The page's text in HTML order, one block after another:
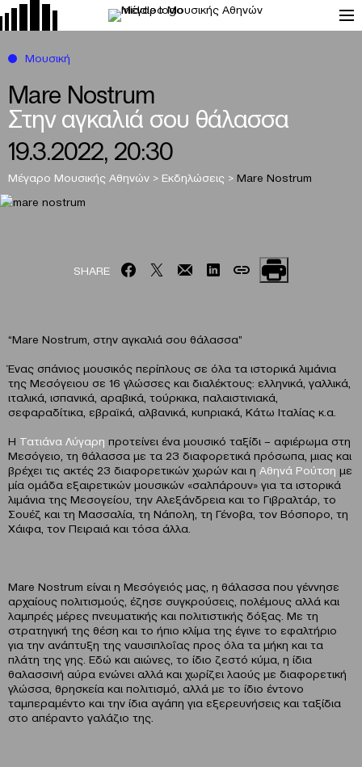
Mare Nostrum
Στην αγκαλιά σου θάλασσα
19.3.2022, 20:30
Μέγαρο Μουσικής Αθηνών > Εκδηλώσεις > Mare Nostrum
Μουσική
SHARE
“Mare Nostrum, στην αγκαλιά σου θάλασσα”
Ένας σπάνιος μουσικός περίπλους σε όλα τα ιστορικά λιμάνια
της Μεσόγειου σε 16 γλώσσες και διαλέκτους: ελληνικά, γαλλικά,
ιταλικά, ισπανικά, αραβικά, τούρκικα, παλαιστινιακά,
σεφαραδίτικα, εβραϊκά, αλβανικά, κυπριακά, Κάτω Ιταλίας κ.α.
Η Τατιάνα Λύγαρη προτείνει ένα μουσικό ταξίδι – αφιέρωμα στη
Μεσόγειο, τη θάλασσα με τα 23 διαφορετικά πρόσωπα, μιας και
βρέχει τις ακτές 23 διαφορετικών χωρών και η Αθηνά Ρούτση με
μία ομάδα εξαιρετικών μουσικών «σαλπάρουν» για τα ιστορικά
λιμάνια της Μεσογείου, την Αλεξάνδρεια και το Γιβραλτάρ, το
Σουέζ και τη Μασσαλία, τη Νάπολη, τη Γένοβα, τον Βόσπορο, τη
Χάιφα, τον Πειραιά και τόσα άλλα.
Mare Nostrum είναι η Μεσόγειός μας, η θάλασσα που γέννησε
αρχαίους πολιτισμούς, έζησε συγκρούσεις, πολέμους αλλά και
λαμπρές μέρες πνευματικής και πολιτιστικής δόξας. Με τη
στρατηγική της θέση και το ήπιο κλίμα της έγινε το εφαλτήριο
για την ανάπτυξη της ναυσιπλοΐας προς όλα τα μήκη και τα
πλάτη της γης. Εδώ και αιώνες, το ίδιο ζεστό κύμα, η ίδια
θαλασσινή αύρα ενώνει αλλά και χωρίζει λαούς με διαφορετική
γλώσσα, θρησκεία και πολιτισμό, αλλά με το ίδιο έντονο
ταμπεραμέντο και την ίδια αγάπη για εξερευνήσεις και ταξίδια
στο απέραντο γαλάζιο της.